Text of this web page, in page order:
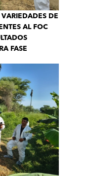
DE
AL FOC
FASE